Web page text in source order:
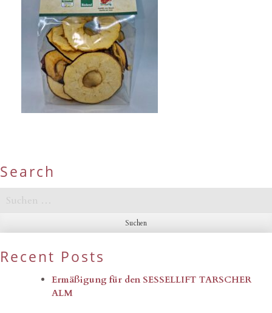
Search
Suchen
nach:
Recent Posts
Ermäßigung für den SESSELLIFT TARSCHER
ALM